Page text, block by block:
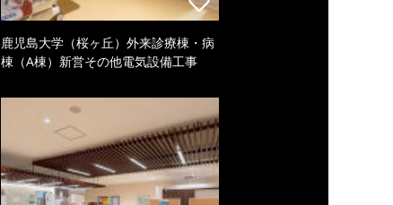
鹿児島大学（桜ヶ丘）外来診療棟・病
棟（A棟）新営その他電気設備工事